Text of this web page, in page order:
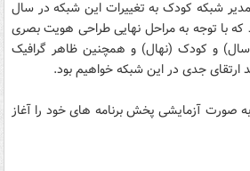
شبکه کودک به تغییرات این شبکه در سال
که با توجه به مراحل نهایی طراحی هویت بصری
و کودک (نهال) و همچنین ظاهر گرافیک
جدی در این شبکه خواهیم بود.
صورت آزمایشی پخش برنامه های خود را آغاز